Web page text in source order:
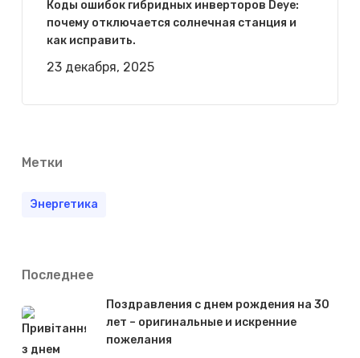
Коды ошибок гибридных инверторов Deye:
почему отключается солнечная станция и
как исправить.
23 декабря, 2025
Метки
Энергетика
Последнее
Поздравления с днем рождения на 30
лет – оригинальные и искренние
пожелания